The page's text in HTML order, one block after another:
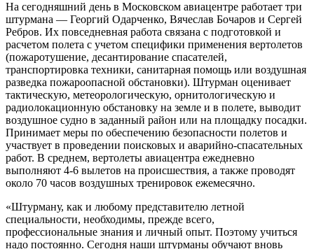
На сегодняшний день в Московском авиацентре работает три
штурмана — Георгий Одарченко, Вячеслав Бочаров и Сергей
Ребров. Их повседневная работа связана с подготовкой и
расчетом полета с учетом специфики применения вертолетов
(пожаротушение, десантирование спасателей,
транспортировка техники, санитарная помощь или воздушная
разведка пожароопасной обстановки). Штурман оценивает
тактическую, метеорологическую, орнитологическую и
радиолокационную обстановку на земле и в полете, выводит
воздушное судно в заданный район или на площадку посадки.
Принимает меры по обеспечению безопасности полетов и
участвует в проведении поисковых и аварийно-спасательных
работ. В среднем, вертолеты авиацентра ежедневно
выполняют 4-6 вылетов на происшествия, а также проводят
около 70 часов воздушных тренировок ежемесячно.
«Штурману, как и любому представителю летной
специальности, необходимы, прежде всего,
профессиональные знания и личный опыт. Поэтому учиться
надо постоянно. Сегодня наши штурманы обучают вновь